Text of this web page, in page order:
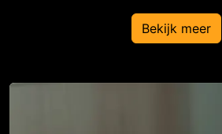
Bekijk meer